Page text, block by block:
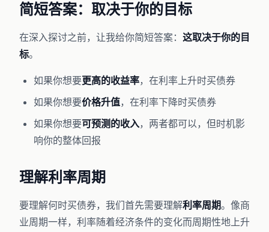
简短答案：取决于你的目标
在深入探讨之前，让我给你简短答案： 这取决于你的目
标。
如果你想要更高的收益率，在利率上升时买债券
如果你想要价格升值，在利率下降时买债券
如果你想要可预测的收入，两者都可以，但时机影
响你的整体回报
理解利率周期
要理解何时买债券，我们首先需要理解利率周期。像商
业周期一样，利率随着经济条件的变化而周期性地上升